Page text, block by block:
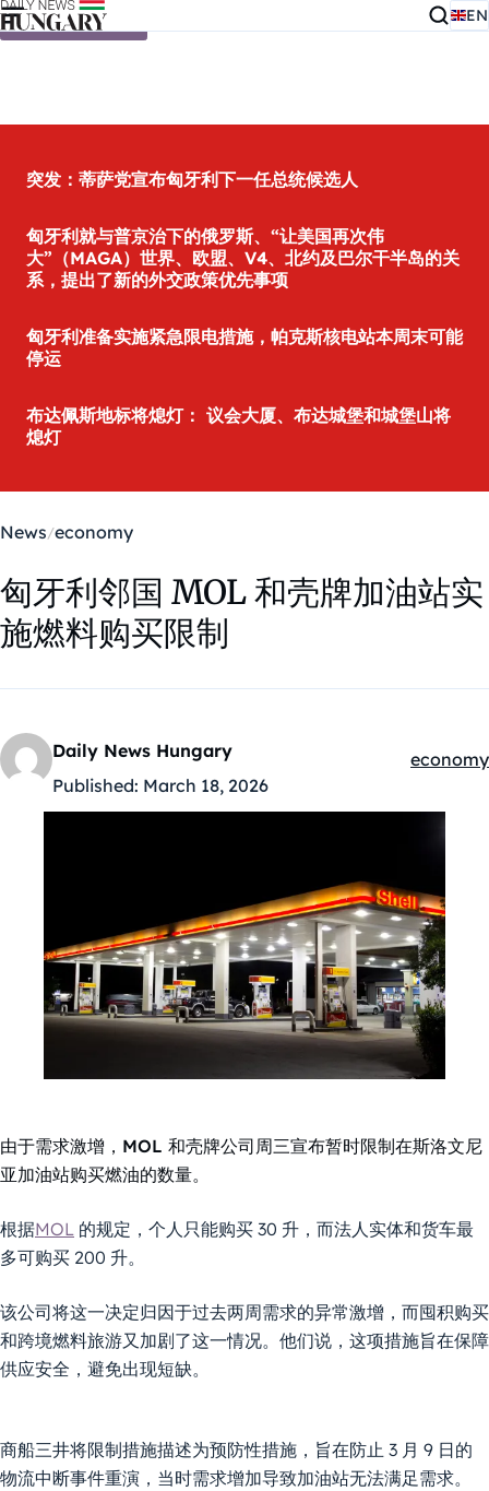
Skip to content EN
突发：蒂萨党宣布匈牙利下一任总统候选人
匈牙利就与普京治下的俄罗斯、“让美国再次伟
大”（MAGA）世界、欧盟、V4、北约及巴尔干半岛的关
系，提出了新的外交政策优先事项
匈牙利准备实施紧急限电措施，帕克斯核电站本周末可能
停运
布达佩斯地标将熄灯： 议会大厦、布达城堡和城堡山将
熄灯
News economy
匈牙利邻国 MOL 和壳牌加油站实
施燃料购买限制
Daily News Hungary
Published: March 18, 2026
economy
由于需求激增，MOL 和壳牌公司周三宣布暂时限制在斯洛文尼
亚加油站购买燃油的数量。
根据MOL 的规定，个人只能购买 30 升，而法人实体和货车最
多可购买 200 升。
该公司将这一决定归因于过去两周需求的异常激增，而囤积购买
和跨境燃料旅游又加剧了这一情况。他们说，这项措施旨在保障
供应安全，避免出现短缺。
商船三井将限制措施描述为预防性措施，旨在防止 3 月 9 日的
物流中断事件重演，当时需求增加导致加油站无法满足需求。